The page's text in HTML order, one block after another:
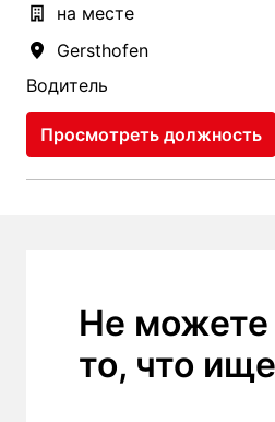
на месте
Gersthofen
Водитель
Просмотреть должность
Не можете
то, что